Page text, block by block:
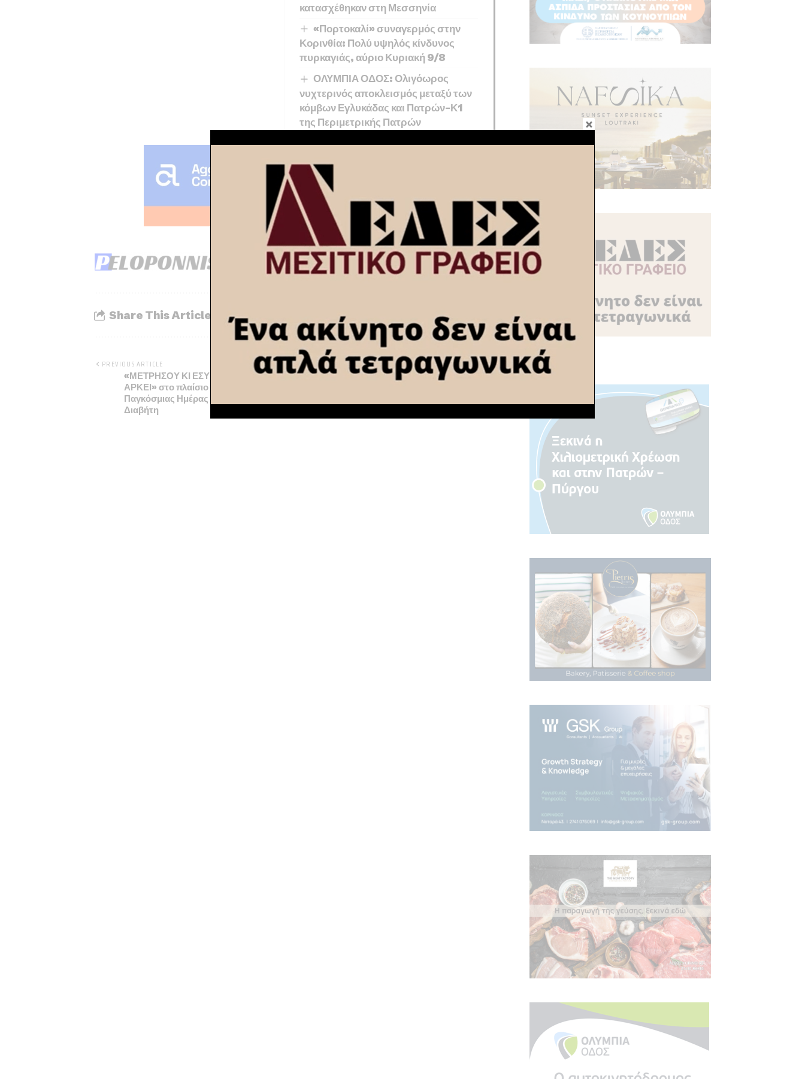
κατασχέθηκαν στη Μεσσηνία
«Πορτοκαλί» συναγερμός στην
Κορινθία: Πολύ υψηλός κίνδυνος
πυρκαγιάς, αύριο Κυριακή 9/8
ΟΛΥΜΠΙΑ ΟΔΟΣ: Ολιγόωρος
νυχτερινός αποκλεισμός μεταξύ των
κόμβων Εγλυκάδας και Πατρών-Κ1
της Περιμετρικής Πατρών
Share This Article
PREVIOUS ARTICLE
«ΜΕΤΡΗΣΟΥ ΚΙ ΕΣΥ, ΜΙΑ ΣΤΑΓΟΝΑ
ΑΡΚΕΙ» στο πλαίσιο εορτασμού της
Παγκόσμιας Ημέρας Σακχαρώδη
Διαβήτη
NEXT ARTICLE
Σπύρος Μπούζος: Τα προβλήματα που